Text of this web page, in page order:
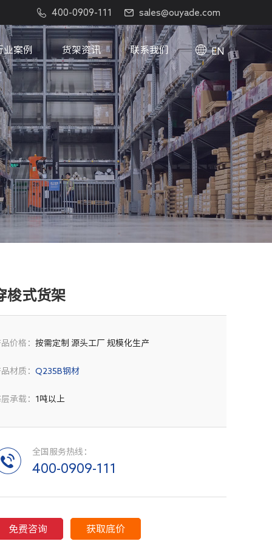
400-0909-111 sales@ouyade.com
EN
业案例 货架资讯 联系我们
梭式货架
价格： 按需定制 源头工厂 规模化生产
材质： Q235B钢材
承载： 1吨以上
全国服务热线：
400-0909-111
免费咨询 获取底价